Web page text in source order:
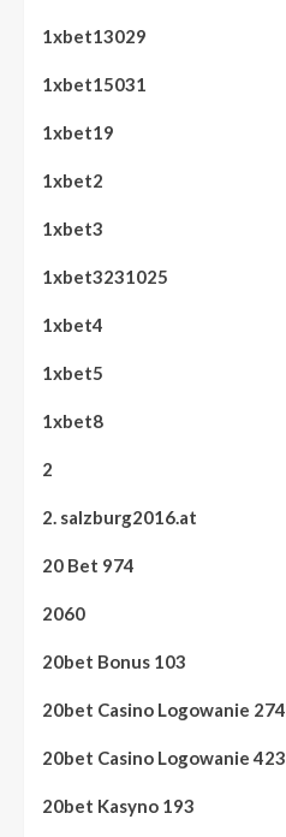
1xbet13029
1xbet15031
1xbet19
1xbet2
1xbet3
1xbet3231025
1xbet4
1xbet5
1xbet8
2
2. salzburg2016.at
20 Bet 974
2060
20bet Bonus 103
20bet Casino Logowanie 274
20bet Casino Logowanie 423
20bet Kasyno 193